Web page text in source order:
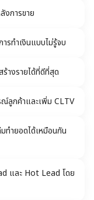
งการขาย
รทำเงินแบบไม่รู้จบ
างรายได้ที่ดีที่สุด
ลูกค้าและเพิ่ม CLTV
ทำยอดได้เหมือนกัน
และ Hot Lead โดย